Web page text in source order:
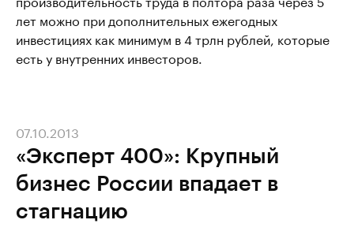
лет можно при дополнительных ежегодных
инвестициях как минимум в 4 трлн рублей, которые
есть у внутренних инвесторов.
«Эксперт 400»: Крупный
бизнес России впадает в
стагнацию
07.10.2013